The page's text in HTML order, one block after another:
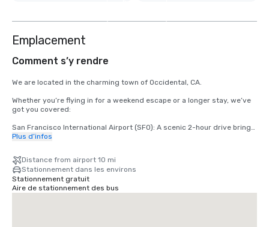
Emplacement
Comment s’y rendre
We are located in the charming town of Occidental, CA.
Whether you’re flying in for a weekend escape or a longer stay, we’ve
got you covered:
San Francisco International Airport (SFO): A scenic 2-hour drive brings
you from arrival to relaxation.
Santa Rosa’s Charles M. Schulz – Sonoma County Airport (STS): Only
35 minutes from our doorstep — the fastest route to your rustic
retreat.
Plus d’infos
Distance from airport 10 mi
Stationnement dans les environs
Stationnement gratuit
Aire de stationnement des bus